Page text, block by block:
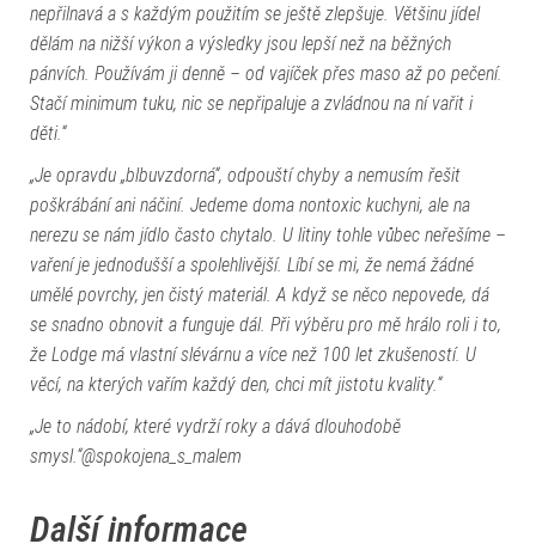
nepřilnavá a s každým použitím se ještě zlepšuje. Většinu jídel
dělám na nižší výkon a výsledky jsou lepší než na běžných
pánvích. Používám ji denně – od vajíček přes maso až po pečení.
Stačí minimum tuku, nic se nepřipaluje a zvládnou na ní vařit i
děti.“
„Je opravdu „blbuvzdorná“, odpouští chyby a nemusím řešit
poškrábání ani náčiní. Jedeme doma nontoxic kuchyni, ale na
nerezu se nám jídlo často chytalo. U litiny tohle vůbec neřešíme –
vaření je jednodušší a spolehlivější. Líbí se mi, že nemá žádné
umělé povrchy, jen čistý materiál. A když se něco nepovede, dá
se snadno obnovit a funguje dál. Při výběru pro mě hrálo roli i to,
že Lodge má vlastní slévárnu a více než 100 let zkušeností. U
věcí, na kterých vařím každý den, chci mít jistotu kvality.“
„Je to nádobí, které vydrží roky a dává dlouhodobě
smysl.“@spokojena_s_malem
Další informace